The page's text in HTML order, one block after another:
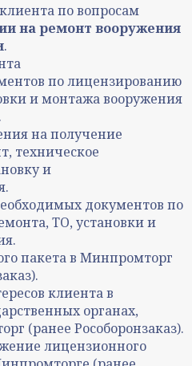
по вопросам
на ремонт вооружения
.
по лицензированию
и монтажа вооружения
на получение
техническое
и
документов по
ТО, установки и
пакета в Минпромторг
клиента в
органах,
(ранее Рособоронзаказ).
лицензионного